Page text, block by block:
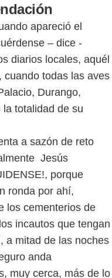
apareció el
– dice -
diarios locales, aquél
cuando todas las aves
Durango,
totalidad de su
a sazón de reto
Jesús
porque
ronda por ahí,
los cementerios de
incautos que tengan
a mitad de las noches
anda
muy cerca, más de lo